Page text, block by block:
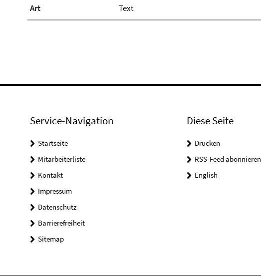
Art Text
Service-Navigation
Startseite
Mitarbeiterliste
Kontakt
Impressum
Datenschutz
Barrierefreiheit
Sitemap
Diese Seite
Drucken
RSS-Feed abonnieren
English